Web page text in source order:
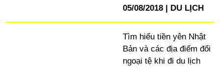
05/08/2018 DU LỊCH
Tìm hiểu tiền yên Nhật
Bản và các địa điểm đổi
ngoại tệ khi đi du lịch